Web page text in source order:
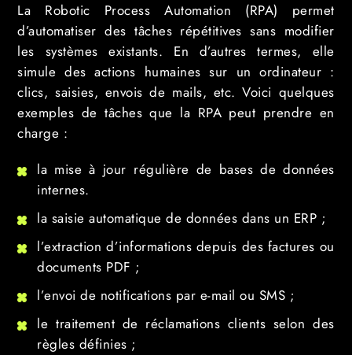
La Robotic Process Automation (RPA) permet
d’automatiser des tâches répétitives sans modifier
les systèmes existants. En d’autres termes, elle
simule des actions humaines sur un ordinateur :
clics, saisies, envois de mails, etc. Voici quelques
exemples de tâches que la RPA peut prendre en
charge :
la mise à jour régulière de bases de données
internes.
la saisie automatique de données dans un ERP ;
l’extraction d’informations depuis des factures ou
documents PDF ;
l’envoi de notifications par e-mail ou SMS ;
le traitement de réclamations clients selon des
règles définies ;